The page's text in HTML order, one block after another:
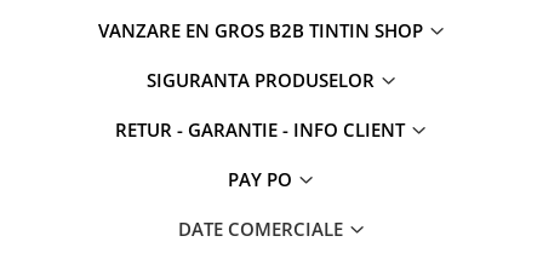
VANZARE EN GROS B2B TINTIN SHOP
SIGURANTA PRODUSELOR
RETUR - GARANTIE - INFO CLIENT
PAY PO
DATE COMERCIALE